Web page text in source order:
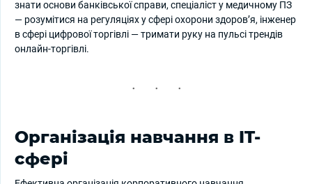
знати основи банківської справи, спеціаліст у медичному ПЗ
— розумітися на регуляціях у сфері охорони здоров’я, інженер
в сфері цифрової торгівлі — тримати руку на пульсі трендів
онлайн-торгівлі.
Організація навчання в IT-
сфері